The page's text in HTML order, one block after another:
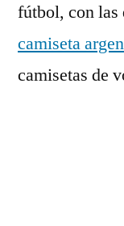
fútbol, con las
camiseta
camisetas de